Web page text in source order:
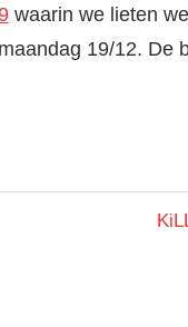
waarin we lieten
19/12. De
Next